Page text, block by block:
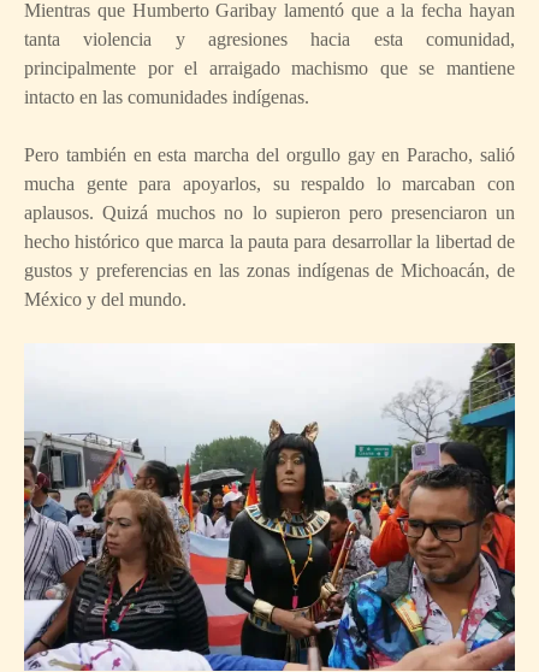
Mientras que Humberto Garibay lamentó que a la fecha hayan
tanta violencia y agresiones hacia esta comunidad,
principalmente por el arraigado machismo que se mantiene
intacto en las comunidades indígenas.
Pero también en esta marcha del orgullo gay en Paracho, salió
mucha gente para apoyarlos, su respaldo lo marcaban con
aplausos. Quizá muchos no lo supieron pero presenciaron un
hecho histórico que marca la pauta para desarrollar la libertad de
gustos y preferencias en las zonas indígenas de Michoacán, de
México y del mundo.